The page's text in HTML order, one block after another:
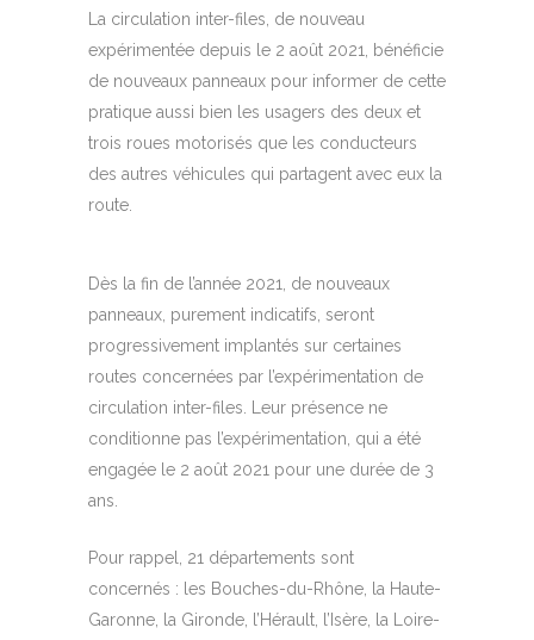
La circulation inter-files, de nouveau
expérimentée depuis le 2 août 2021, bénéficie
de nouveaux panneaux pour informer de cette
pratique aussi bien les usagers des deux et
trois roues motorisés que les conducteurs
des autres véhicules qui partagent avec eux la
route.
Dès la fin de l’année 2021, de nouveaux
panneaux, purement indicatifs, seront
progressivement implantés sur certaines
routes concernées par l’expérimentation de
circulation inter-files. Leur présence ne
conditionne pas l’expérimentation, qui a été
engagée le 2 août 2021 pour une durée de 3
ans.
Pour rappel, 21 départements sont
concernés : les Bouches-du-Rhône, la Haute-
Garonne, la Gironde, l’Hérault, l’Isère, la Loire-